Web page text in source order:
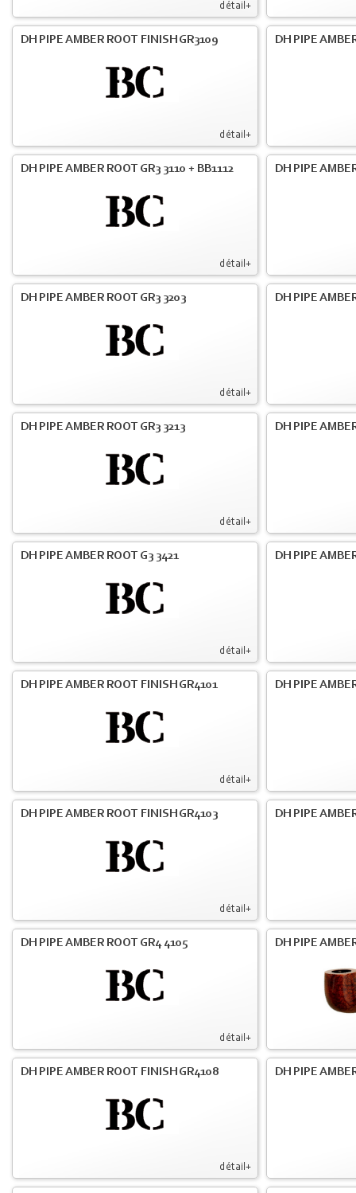
détail+
détail+
DH PIPE AMBER ROOT FINISH GR3109 DH PIPE
détail+
DH PIPE AMBER ROOT GR3 3110 + BB1112 DH PIPE
détail+
DH PIPE AMBER ROOT GR3 3203 DH PIPE
détail+
DH PIPE AMBER ROOT GR3 3213 DH PIPE
détail+
DH PIPE AMBER ROOT G3 3421 DH PIPE
détail+
DH PIPE AMBER ROOT FINISH GR4101 DH PIPE
détail+
DH PIPE AMBER ROOT FINISH GR4103 DH PIPE
détail+
DH PIPE AMBER ROOT GR4 4105 DH PIPE
détail+
DH PIPE AMBER ROOT FINISH GR4108 DH PIPE